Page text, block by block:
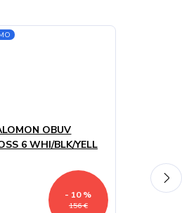
156 €
- 10 %